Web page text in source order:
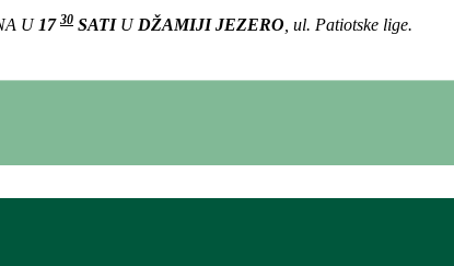
U 17 30 SATIU DŽAMIJI JEZERO , ul. Patiotske lige.